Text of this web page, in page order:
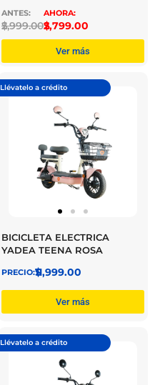
$
2,999.00$
2,799.00
Ver más
Llévatelo a crédito
BICICLETA ELECTRICA
YADEA TEENA ROSA
$
11,999.00
Ver más
Llévatelo a crédito